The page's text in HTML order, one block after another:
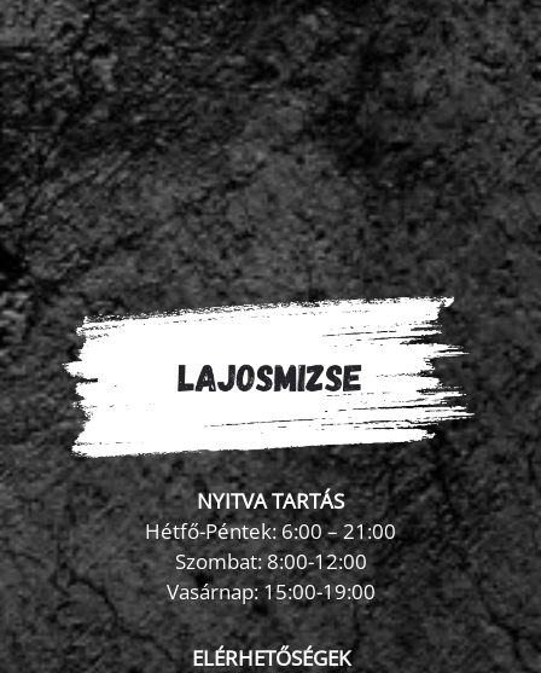
NYITVA TARTÁS
Hétfő-Péntek: 6:00 – 21:00
Szombat: 8:00-12:00
Vasárnap: 15:00-19:00
ELÉRHETŐSÉGEK
FormaZona chatbot ×